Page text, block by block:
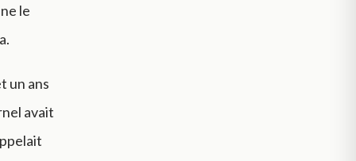
le
un ans
avait